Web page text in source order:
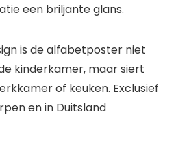
een briljante glans.
is de alfabetposter niet
kinderkamer, maar siert
of keuken. Exclusief
en in Duitsland